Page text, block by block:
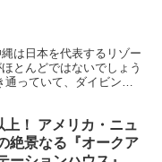
は日本を代表するリゾー
とんどではないでしょう
っていて、ダイビング
上！ アメリカ・ニュ
絶景なる『オークア